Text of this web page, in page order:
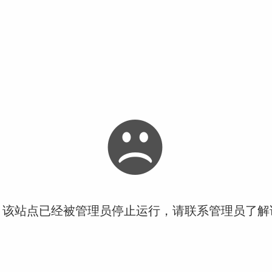
站点已经被管理员停止运行，请联系管理员了